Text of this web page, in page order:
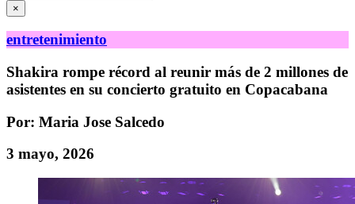
×
entretenimiento
Shakira rompe récord al reunir más de 2 millones de
asistentes en su concierto gratuito en Copacabana
Por: Maria Jose Salcedo
3 mayo, 2026